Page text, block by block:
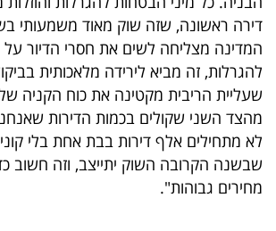
דרושים
ניוזלטרים
מייל
אדום
דירה ראשונה, שזה שוק מאוד משמעותי
המדינה מצליחה לשים את חסרי הדיור על
להגרלות, זה מביא לירידה מלאכותית
שעליית הריבית מקטינה את כוח הקניה
מהצד השני שקולים בכמות הדירות
לא מתחילים אלף דירות בבת אחת בלי
שבשנה הקרובה השוק יתייצב, וזה חשוב
מחירים גבוהות".